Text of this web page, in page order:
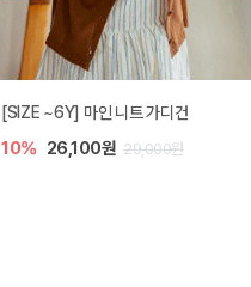
밀라 아기 셋업
20% 35,200원 44,000원